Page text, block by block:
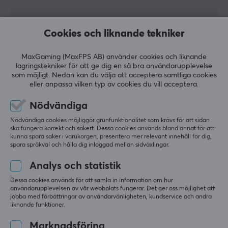
Färg
Svart
GARANTI
Producentens garanti
1 års garanti
5.0
Baserat på 1 recension
4
2
0%
1
0%
Relevans
Alla recensioner
mads o
Verifierad köpare
Level 15
Chilled Juggernaut
PC
Nintendo Strömkabel till Nintendo Switch - AC Adapter
Cookies och liknande tekniker
MaxGaming (MaxFPS AB) använder cookies och liknande
lagringstekniker för att ge dig en så bra användarupplevelse
som möjligt. Nedan kan du välja att acceptera samtliga cookies
eller anpassa vilken typ av cookies du vill acceptera.
Nödvändiga
Nödvändiga cookies möjliggör grunfunktionalitet som krävs för att sidan
ska fungera korrekt och säkert. Dessa cookies används bland annat för att
kunna spara saker i varukorgen, presentera mer relevant innehåll för dig,
spara språkval och hålla dig inloggad mellan sidväxlingar.
Analys och statistik
Dessa cookies används för att samla in information om hur
användarupplevelsen av vår webbplats fungerar. Det ger oss möjlighet att
jobba med förbättringar av användarvänligheten, kundservice och andra
liknande funktioner.
Marknadsföring